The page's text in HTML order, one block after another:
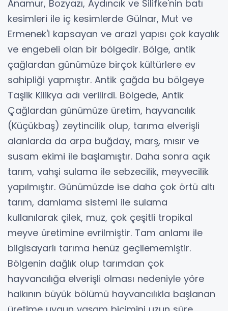
Anamur, Bozyazı, Aydıncık ve Silifke'nin batı
kesimleri ile iç kesimlerde Gülnar, Mut ve
Ermenek'i kapsayan ve arazi yapısı çok kayalık
ve engebeli olan bir bölgedir. Bölge, antik
çağlardan günümüze birçok kültürlere ev
sahipliği yapmıştır. Antik çağda bu bölgeye
Taşlik Kilikya adı verilirdi. Bölgede, Antik
Çağlardan günümüze üretim, hayvancılık
(Küçükbaş) zeytincilik olup, tarıma elverişli
alanlarda da arpa buğday, marş, mısır ve
susam ekimi ile başlamıştır. Daha sonra açık
tarım, vahşi sulama ile sebzecilik, meyvecilik
yapılmıştır. Günümüzde ise daha çok örtü altı
tarım, damlama sistemi ile sulama
kullanılarak çilek, muz, çok çeşitli tropikal
meyve üretimine evrilmiştir. Tam anlamı ile
bilgisayarlı tarıma henüz geçilememiştir.
Bölgenin dağlık olup tarımdan çok
hayvancılığa elverişli olması nedeniyle yöre
halkının büyük bölümü hayvancılıkla başlanan